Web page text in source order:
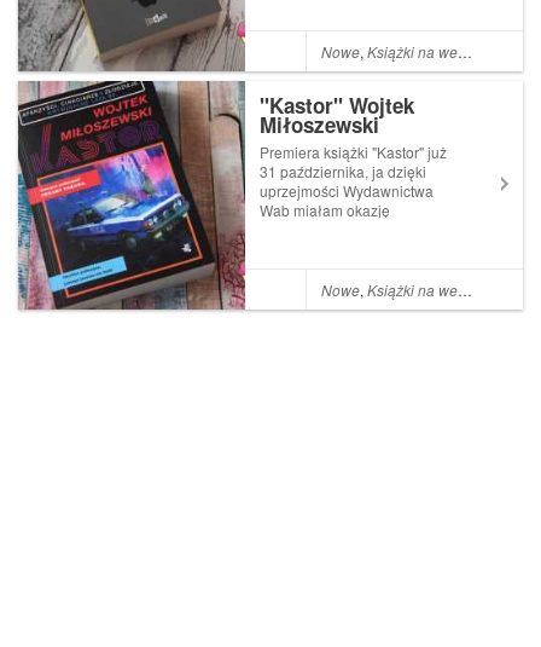
kryminalnych jaką miałam
okazję ostatnio czytać
Nowe,Książki na weekend
"Kastor" Wojtek
Miłoszewski
Premiera książki "Kastor" już
31 października, ja dzięki
uprzejmości Wydawnictwa
Wab miałam okazję
czytałam z zapartym tchem,
ciężko było się od niej
Nowe,Książki na weekend